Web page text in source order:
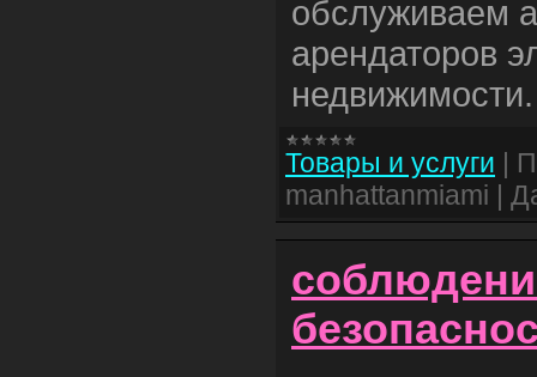
обслуживаем
арендаторов
недвижимости.
Товары и услуги
manhattanmiami